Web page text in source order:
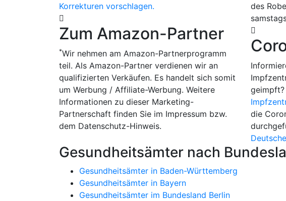
Korrekturen vorschlagen.
Zum Amazon-Partner
*Wir nehmen am Amazon-Partnerprogramm
teil. Als Amazon-Partner verdienen wir an
qualifizierten Verkäufen. Es handelt sich somit
um Werbung / Affiliate-Werbung. Weitere
Informationen zu dieser Marketing-
Partnerschaft finden Sie im Impressum bzw.
dem Datenschutz-Hinweis.
des
die
Gesundheitsämter nach
Gesundheitsämter in Baden-Württemberg
Gesundheitsämter in Bayern
Gesundheitsämter im Bundesland Berlin